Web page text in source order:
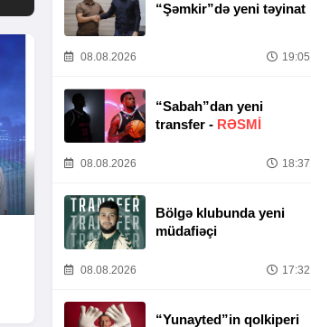
“Şəmkir”də yeni təyinat
08.08.2026 19:05
“Sabah”dan yeni
transfer - RƏSMİ
08.08.2026 18:37
Bölgə klubunda yeni
müdafiəçi
08.08.2026 17:32
“Yunayted”in qolkiperi